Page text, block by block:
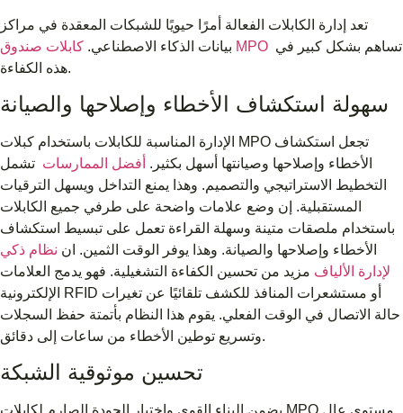
تعد إدارة الكابلات الفعالة أمرًا حيويًا للشبكات المعقدة في مراكز
بيانات الذكاء الاصطناعي. كابلات صندوق MPO
هذه الكفاءة.
سهولة استكشاف الأخطاء وإصلاحها والصيانة
الإدارة المناسبة للكابلات باستخدام كبلات MPO تجعل استكشاف
الأخطاء وإصلاحها وصيانتها أسهل بكثير. أفضل الممارسات تشمل
التخطيط الاستراتيجي والتصميم. وهذا يمنع التداخل ويسهل الترقيات
المستقبلية. إن وضع علامات واضحة على طرفي جميع الكابلات
باستخدام ملصقات متينة وسهلة القراءة تعمل على تبسيط استكشاف
الأخطاء وإصلاحها والصيانة. وهذا يوفر الوقت الثمين. ان نظام ذكي
لإدارة الألياف مزيد من تحسين الكفاءة التشغيلية. فهو يدمج العلامات
الإلكترونية RFID أو مستشعرات المنافذ للكشف تلقائيًا عن تغيرات
حالة الاتصال في الوقت الفعلي. يقوم هذا النظام بأتمتة حفظ السجلات
وتسريع توطين الأخطاء من ساعات إلى دقائق.
تحسين موثوقية الشبكة